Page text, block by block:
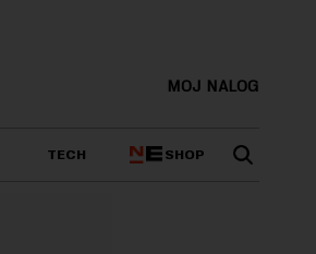
MOJ NALOG
TECH SHOP